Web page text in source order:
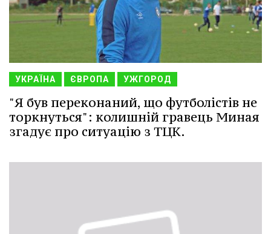
УКРАЇНА ЄВРОПА УЖГОРОД
"Я був переконаний, що футболістів не
торкнуться": колишній гравець Миная
згадує про ситуацію з ТЦК.